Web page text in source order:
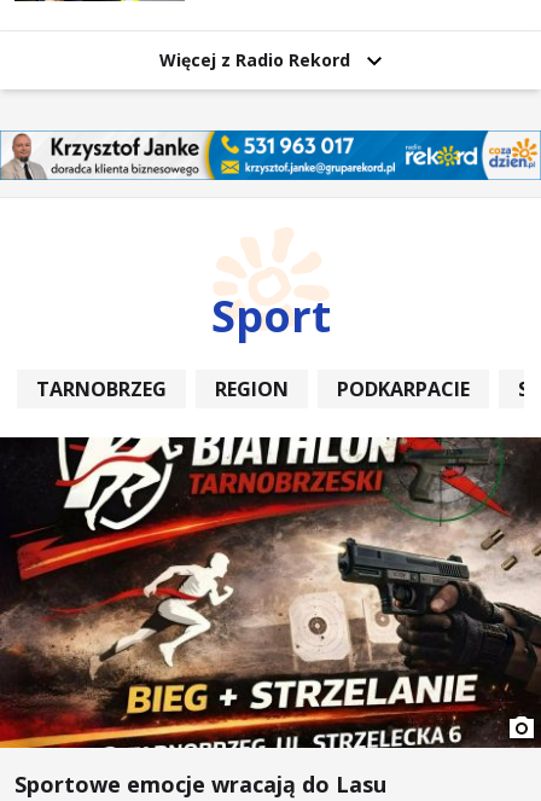
Więcej z Radio Rekord
Sport
TARNOBRZEG REGION PODKARPACIE
Sportowe emocje wracają do Lasu